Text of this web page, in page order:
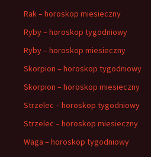
Rak – horoskop miesieczny
Ryby – horoskop tygodniowy
Ryby – horoskop miesieczny
Skorpion – horoskop tygodniowy
Skorpion – horoskop miesieczny
Strzelec – horoskop tygodniowy
Strzelec – horoskop miesieczny
Waga – horoskop tygodniowy